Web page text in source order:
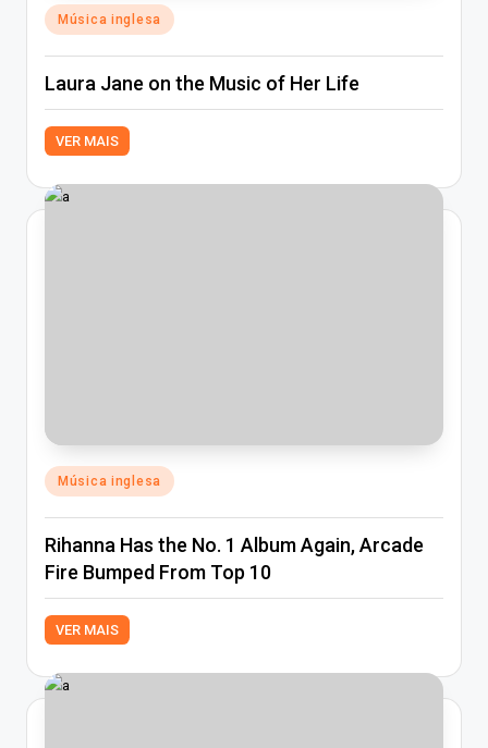
Posted
in
Música inglesa
Laura Jane on the Music of Her Life
VER MAIS
Posted
in
Música inglesa
Rihanna Has the No. 1 Album Again, Arcade
Fire Bumped From Top 10
VER MAIS